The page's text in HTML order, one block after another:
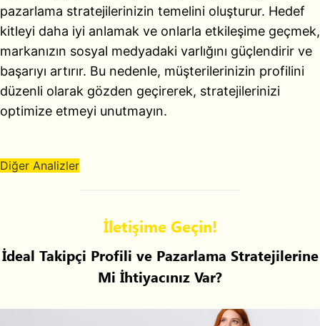
pazarlama stratejilerinizin temelini oluşturur. Hedef
kitleyi daha iyi anlamak ve onlarla etkileşime geçmek,
markanızın sosyal medyadaki varlığını güçlendirir ve
başarıyı artırır. Bu nedenle, müşterilerinizin profilini
düzenli olarak gözden geçirerek, stratejilerinizi
optimize etmeyi unutmayın.
Diğer Analizler
İletişime Geçin!
İdeal Takipçi Profili ve Pazarlama Stratejilerine
Mi İhtiyacınız Var?